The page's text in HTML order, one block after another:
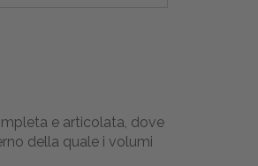
e articolata, dove
della quale i volumi